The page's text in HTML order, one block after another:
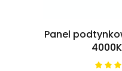
Panel